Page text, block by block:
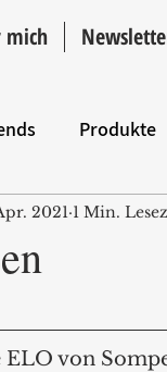
mich
Produkte
2021 1 Min.
von